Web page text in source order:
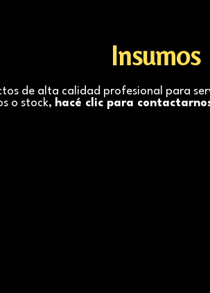
Insumos
de alta calidad profesional para
o stock, hacé clic para